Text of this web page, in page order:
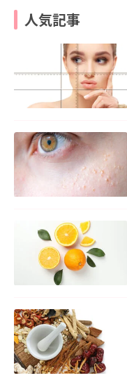
人気記事